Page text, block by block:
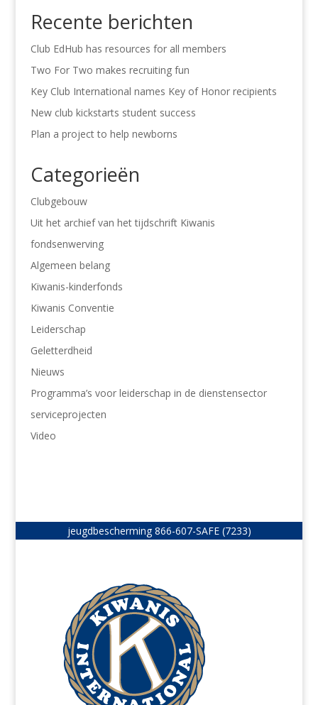
Recente berichten
Club EdHub has resources for all members
Two For Two makes recruiting fun
Key Club International names Key of Honor recipients
New club kickstarts student success
Plan a project to help newborns
Categorieën
Clubgebouw
Uit het archief van het tijdschrift Kiwanis
fondsenwerving
Algemeen belang
Kiwanis-kinderfonds
Kiwanis Conventie
Leiderschap
Geletterdheid
Nieuws
Programma’s voor leiderschap in de dienstensector
serviceprojecten
Video
jeugdbescherming 866-607-SAFE (7233)